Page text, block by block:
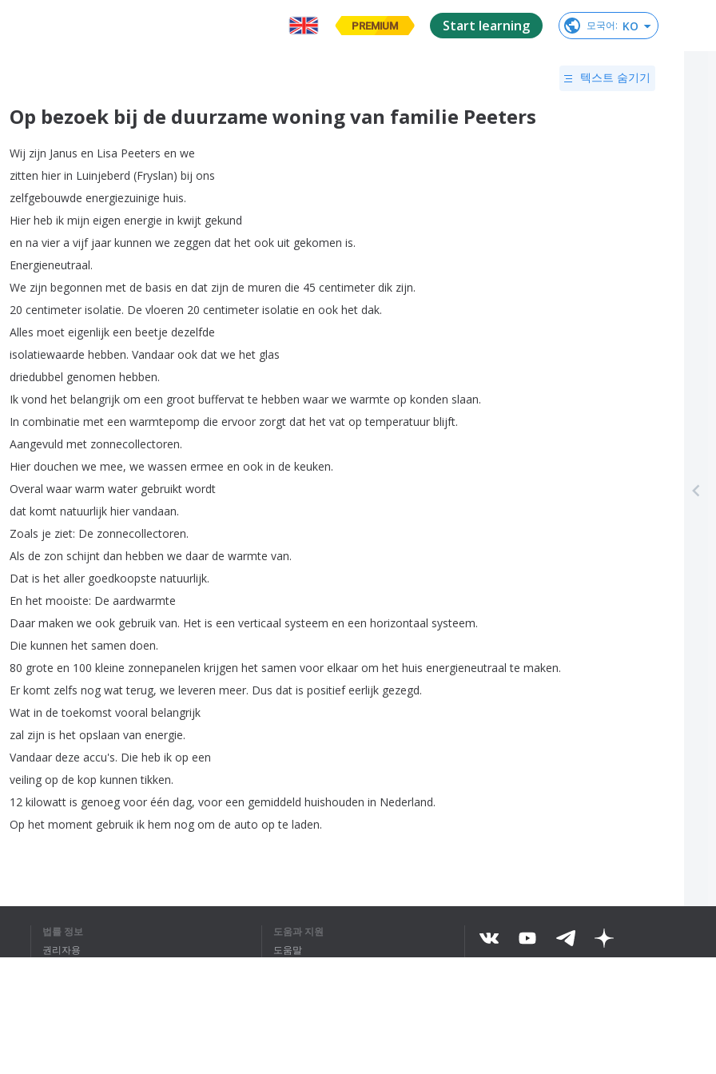
PREMIUM Start learning 모국어: KO
텍스트 숨기기
Op bezoek bij de duurzame woning van familie Peeters
Wij zijn Janus en Lisa Peeters en we
zitten hier in Luinjeberd (Fryslan) bij ons
zelfgebouwde energiezuinige huis.
Hier heb ik mijn eigen energie in kwijt gekund
en na vier a vijf jaar kunnen we zeggen dat het ook uit gekomen is.
Energieneutraal.
We zijn begonnen met de basis en dat zijn de muren die 45 centimeter dik zijn.
20 centimeter isolatie. De vloeren 20 centimeter isolatie en ook het dak.
Alles moet eigenlijk een beetje dezelfde
isolatiewaarde hebben. Vandaar ook dat we het glas
driedubbel genomen hebben.
Ik vond het belangrijk om een groot buffervat te hebben waar we warmte op konden slaan.
In combinatie met een warmtepomp die ervoor zorgt dat het vat op temperatuur blijft.
Aangevuld met zonnecollectoren.
Hier douchen we mee, we wassen ermee en ook in de keuken.
Overal waar warm water gebruikt wordt
dat komt natuurlijk hier vandaan.
Zoals je ziet: De zonnecollectoren.
Als de zon schijnt dan hebben we daar de warmte van.
Dat is het aller goedkoopste natuurlijk.
En het mooiste: De aardwarmte
Daar maken we ook gebruik van. Het is een verticaal systeem en een horizontaal systeem.
Die kunnen het samen doen.
80 grote en 100 kleine zonnepanelen krijgen het samen voor elkaar om het huis energieneutraal te maken.
Er komt zelfs nog wat terug, we leveren meer. Dus dat is positief eerlijk gezegd.
Wat in de toekomst vooral belangrijk
zal zijn is het opslaan van energie.
Vandaar deze accu's. Die heb ik op een
veiling op de kop kunnen tikken.
12 kilowatt is genoeg voor één dag, voor een gemiddeld huishouden in Nederland.
Op het moment gebruik ik hem nog om de auto op te laden.
1 2
법률 정보
권리자용
도움과 지원
도움말